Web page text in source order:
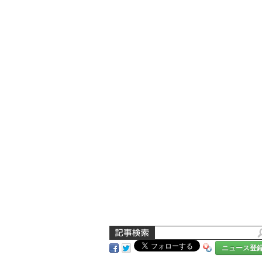
ニュース登